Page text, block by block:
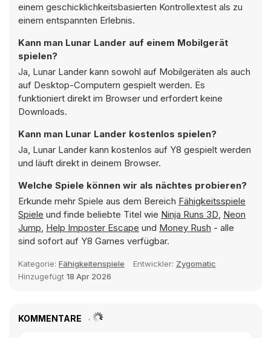
einem geschicklichkeitsbasierten Kontrollextest als zu
einem entspannten Erlebnis.
Kann man Lunar Lander auf einem Mobilgerät
spielen?
Ja, Lunar Lander kann sowohl auf Mobilgeräten als auch
auf Desktop-Computern gespielt werden. Es
funktioniert direkt im Browser und erfordert keine
Downloads.
Kann man Lunar Lander kostenlos spielen?
Ja, Lunar Lander kann kostenlos auf Y8 gespielt werden
und läuft direkt in deinem Browser.
Welche Spiele können wir als nächtes probieren?
Erkunde mehr Spiele aus dem Bereich Fähigkeitsspiele
Spiele und finde beliebte Titel wie Ninja Runs 3D, Neon
Jump, Help Imposter Escape und Money Rush - alle
sind sofort auf Y8 Games verfügbar.
Kategorie: Fähigkeitenspiele Entwickler: Zygomatic
Hinzugefügt 18 Apr 2026
KOMMENTARE